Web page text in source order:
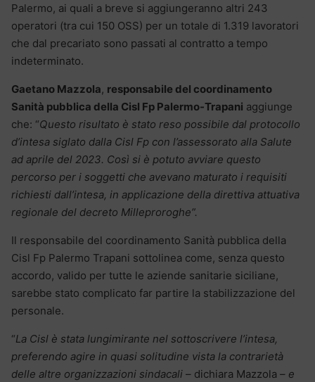
Palermo, ai quali a breve si aggiungeranno altri 243
operatori (tra cui 150 OSS) per un totale di 1.319 lavoratori
che dal precariato sono passati al contratto a tempo
indeterminato.
Gaetano Mazzola, responsabile del coordinamento
Sanità pubblica della Cisl Fp Palermo-Trapani aggiunge
che: “Questo risultato è stato reso possibile dal protocollo
d’intesa siglato dalla Cisl Fp con l’assessorato alla Salute
ad aprile del 2023. Così si è potuto avviare questo
percorso per i soggetti che avevano maturato i requisiti
richiesti dall’intesa, in applicazione della direttiva attuativa
regionale del decreto Milleproroghe”.
Il responsabile del coordinamento Sanità pubblica della
Cisl Fp Palermo Trapani sottolinea come, senza questo
accordo, valido per tutte le aziende sanitarie siciliane,
sarebbe stato complicato far partire la stabilizzazione del
personale.
“La Cisl è stata lungimirante nel sottoscrivere l’intesa,
preferendo agire in quasi solitudine vista la contrarietà
delle altre organizzazioni sindacali – dichiara Mazzola – e